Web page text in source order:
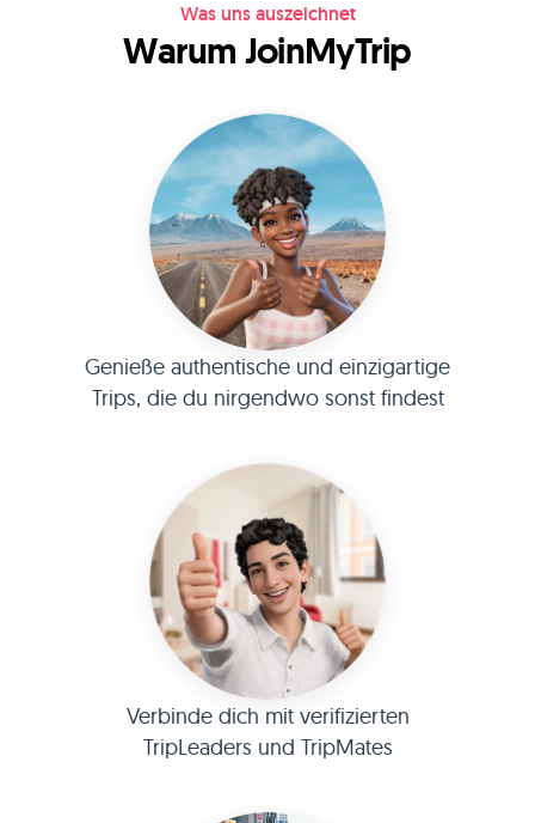
Was uns auszeichnet
Warum JoinMyTrip
Genieße authentische und einzigartige
Trips, die du nirgendwo sonst findest
Verbinde dich mit verifizierten
TripLeaders und TripMates